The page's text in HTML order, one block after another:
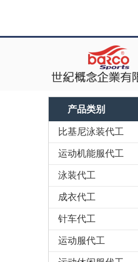
产品类别
比基尼泳装代工
运动机能服代工
泳装代工
成衣代工
针车代工
运动服代工